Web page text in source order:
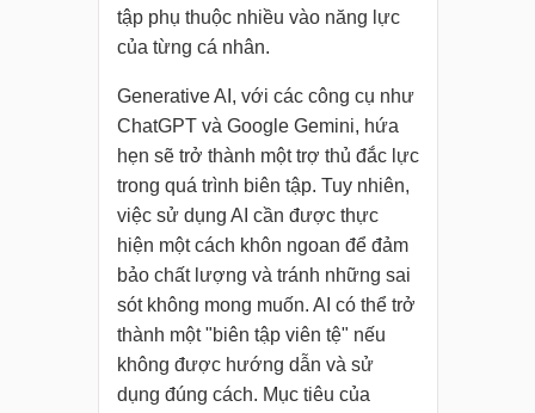
tập phụ thuộc nhiều vào năng lực
của từng cá nhân.
Generative AI, với các công cụ như
ChatGPT và Google Gemini, hứa
hẹn sẽ trở thành một trợ thủ đắc lực
trong quá trình biên tập. Tuy nhiên,
việc sử dụng AI cần được thực
hiện một cách khôn ngoan để đảm
bảo chất lượng và tránh những sai
sót không mong muốn. AI có thể trở
thành một "biên tập viên tệ" nếu
không được hướng dẫn và sử
dụng đúng cách. Mục tiêu của